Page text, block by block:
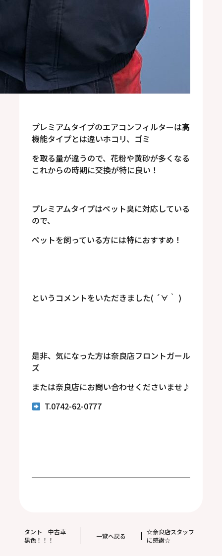
プレミアムタイプのエアコンフィルターは高
機能タイプとは違いホコリ、ゴミ
を取る量が違うので、花粉や黄砂が多くなる
これからの時期に交換が特に良い！
プレミアムタイプはペット臭に対応している
ので、
ペットを飼っている方には特におすすめ！
というコメントをいただきました( ´∀｀ )
是非、気になった方は奈良店フロントガール
ズ
または奈良店にお問い合わせくださいませ♪
T.0742-62-0777
タント 中古車
黒色！！！
一覧へ戻る
☆奈良店スタッフ
に感謝☆